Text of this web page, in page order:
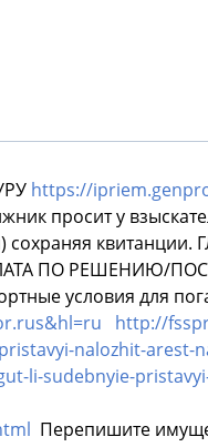
https://
просит у
сохраняя
ПО РЕШЕНИЮ/
условия для
http://
nalozhit-arest-
li-sudebnyie-
Перепишите